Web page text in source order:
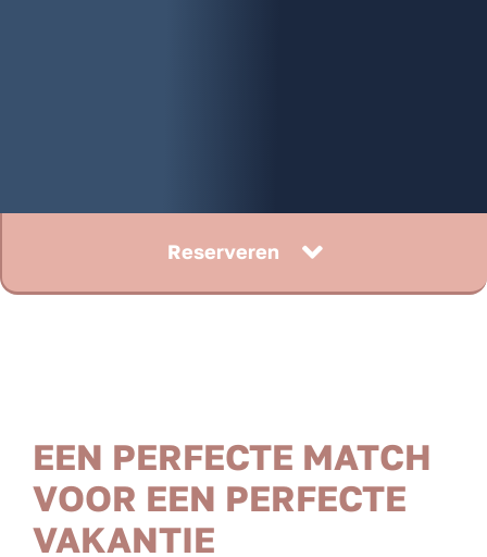
Reserveren
EEN PERFECTE MATCH
VOOR EEN PERFECTE
VAKANTIE